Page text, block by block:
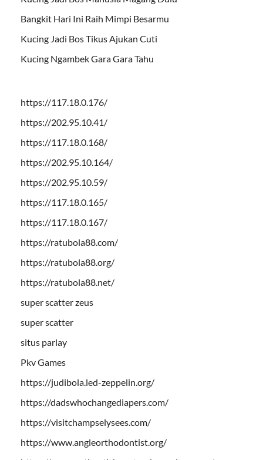
Bangkit Hari Ini Raih Mimpi Besarmu
Kucing Jadi Bos Tikus Ajukan Cuti
Kucing Ngambek Gara Gara Tahu
https://117.18.0.176/
https://202.95.10.41/
https://117.18.0.168/
https://202.95.10.164/
https://202.95.10.59/
https://117.18.0.165/
https://117.18.0.167/
https://ratubola88.com/
https://ratubola88.org/
https://ratubola88.net/
super scatter zeus
super scatter
situs parlay
Pkv Games
https://judibola.led-zeppelin.org/
https://dadswhochangediapers.com/
https://visitchampselysees.com/
https://www.angleorthodontist.org/